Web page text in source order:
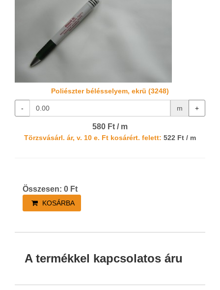
Poliészter bélésselyem, ekrü (3248)
- m +
580 Ft / m
Törzsvásárl. ár, v. 10 e. Ft kosárért. felett: 522 Ft / m
Összesen: 0 Ft
KOSÁRBA
A termékkel kapcsolatos áru